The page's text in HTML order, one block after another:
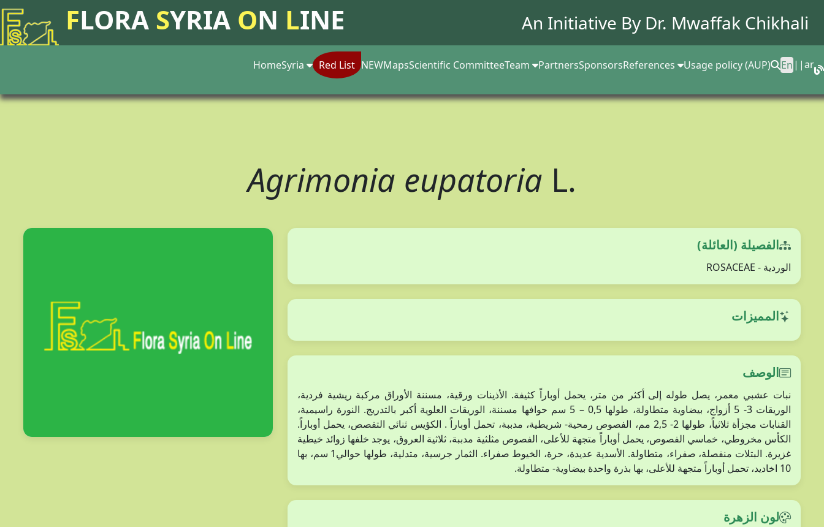
FLORA SYRIA ON LINE An Initiative By Dr. Mwaffak Chikhali
HomeSyria Red List NEWMapsScientific CommitteeTeam PartnersSponsorsReferences Usage policy (AUP) En ||ar
Agrimonia eupatoria L.
الفصيلة (العائلة)
الوردية - ROSACEAE
المميزات
الوصف
نبات عشبي معمر، يصل طوله إلى أكثر من متر، يحمل أوباراً كثيفة. الأذينات ورقية، مسننة الأوراق مركبة ريشية فردية،
الوريقات 3- 5 أزواج، بيضاوية متطاولة، طولها 0,5 – 5 سم حوافها مسننة، الوريقات العلوية أكبر بالتدريج. النورة راسيمية،
القنابات مجزأة ثلاثياً، طولها 2- 2,5 مم، الفصوص رمحية- شريطية، مدببة، تحمل أوباراً . الكؤيس ثنائي التفصص، يحمل أوباراً.
الكأس مخروطي، خماسي الفصوص، يحمل أوباراً متجهة للأعلى، الفصوص مثلثية مدببة، ثلاثية العروق، يوجد خلفها زوائد خيطية
غزيرة. البتلات منفصلة، صفراء، متطاولة. الأسدية عديدة، حرة، الخيوط صفراء. الثمار جرسية، متدلية، طولها حوالي1 سم، بها
10 اخاديد، تحمل أوباراً متجهة للأعلى، بها بذرة واحدة بيضاوية- متطاولة.
لون الزهرة